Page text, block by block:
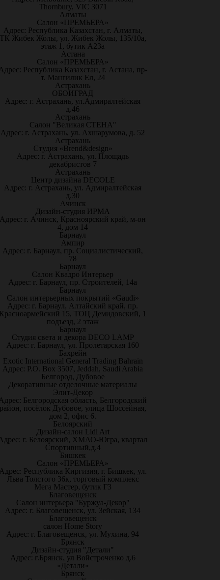
Thornbury, VIC 3071
Алматы
Салон «ПРЕМЬЕРА»
Адрес: Республика Казахстан, г. Алматы,
Жибек Жолы, ул. Жибек Жолы, 135/10а,
этаж 1, бутик А23а
Астана
Салон «ПРЕМЬЕРА»
Республика Казахстан, г. Астана, пр-
т. Мангилик Ел, 24
Астрахань
ОБОИГРАД
Адрес: г. Астрахань, ул.Адмиралтейская
д.46
Астрахань
Салон "Великая СТЕНА"
Адрес: г. Астрахань, ул. Ахшарумова, д. 52
Астрахань
Студия «Brend&design»
Адрес: г. Астрахань, ул. Площадь
декабристов 7
Астрахань
Центр дизайна DECOLE
Адрес: г. Астрахань, ул. Адмиралтейская
д.30
Ачинск
Дизайн-студия ИРМА
Адрес: г. Ачинск, Красноярский край, м-он
4, дом 14
Барнаул
Ампир
Адрес: г. Барнаул, пр. Социалистический,
78
Барнаул
Салон Квадро Интерьер
Адрес: г. Барнаул, пр. Строителей, 14а
Барнаул
Салон интерьерных покрытий «Gaudi»
Адрес: г. Барнаул, Алтайский край, пр.
15, ТОЦ Демидовский, 1
подъезд, 2 этаж
Барнаул
Студия света и декора DECO LAMP
Адрес: г. Барнаул, ул. Пролетарская 160
Бахрейн
Exotic International General Trading Bahrain
Адрес: P.O. Box 3507, Jeddah, Saudi Arabia
Белгород, Дубовое
Декоративные отделочные материалы
Элит-Декор
Белгородская область, Белгородский
посёлок Дубовое, улица Шоссейная,
дом 2, офис 6.
Белоярский
Дизайн-салон Lidi Art
г. Белоярский, ХМАО-Югра, квартал
Спортивный,д.4
Бишкек
Салон «ПРЕМЬЕРА»
Республика Киргизия, г. Бишкек, ул.
Льва Толстого 36к, торговый комплекс
Мега Мастер, бутик Г3
Благовещенск
Салон интерьера "Буржуа-Декор"
Адрес: г. Благовещенск, ул. Зейская, 134
Благовещенск
салон Home Story
Адрес: г. Благовещенск, ул. Мухина, 94
Брянск
Дизайн-студия "Детали"
Адрес: г.Брянск, ул Войстроченко д.6
«Детали»
Брянск